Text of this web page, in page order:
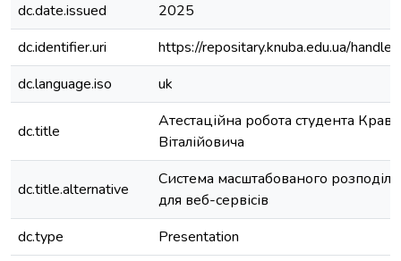
dc.date.issued
2025
dc.identifier.uri
https://repositary.knuba.edu.ua/
dc.language.iso
uk
dc.title
Атестаційна робота студента
Віталійовича
dc.title.alternative
Система масштабованого
для веб-сервісів
dc.type
Presentation